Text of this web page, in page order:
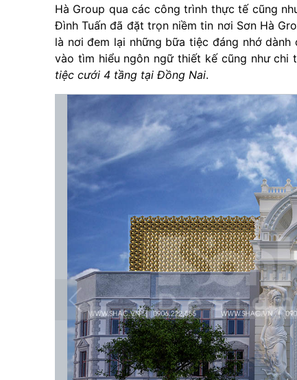
Hà Group qua các công trình thực tế cũng
Đình Tuấn đã đặt trọn niềm tin nơi Sơn Hà
là nơi đem lại những bữa tiệc đáng nhớ
vào tìm hiểu ngôn ngữ thiết kế cũng như
tiệc cưới 4 tầng tại Đồng Nai.